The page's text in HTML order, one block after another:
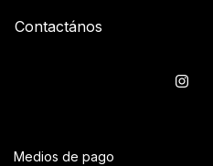
Contactános
Medios de pago